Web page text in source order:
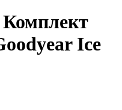
Комплект
Ice